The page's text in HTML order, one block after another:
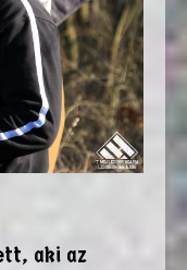
aki az